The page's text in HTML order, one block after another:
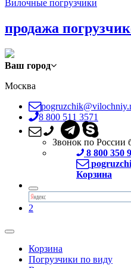
Вилочные погрузчики
продажа
Ваш город
Москва
8 800 511 3571
Звонок по России
8 800 350
Корзина
2
Корзина
Погрузчики по виду